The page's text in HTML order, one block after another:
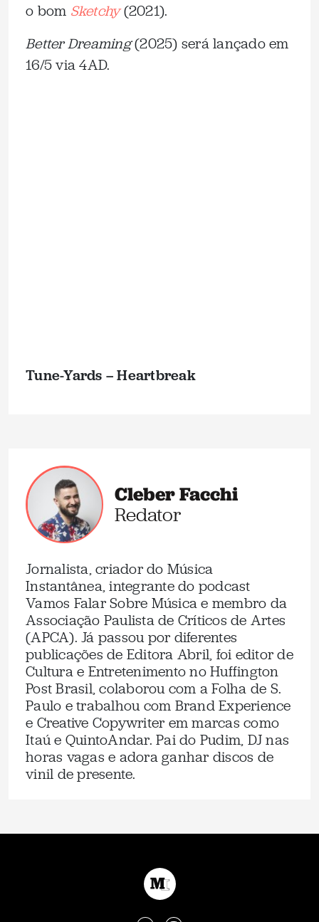
o bom Sketchy(2021).
Better Dreaming(2025) será lançado em
16/5 via 4AD.
Tune-Yards – Heartbreak
Cleber Facchi
Redator
Jornalista, criador do Música
Instantânea, integrante do podcast
Vamos Falar Sobre Música e membro da
Associação Paulista de Críticos de Artes
(APCA). Já passou por diferentes
publicações de Editora Abril, foi editor de
Cultura e Entretenimento no Huffington
Post Brasil, colaborou com a Folha de S.
Paulo e trabalhou com Brand Experience
e Creative Copywriter em marcas como
Itaú e QuintoAndar. Pai do Pudim, DJ nas
horas vagas e adora ganhar discos de
vinil de presente.